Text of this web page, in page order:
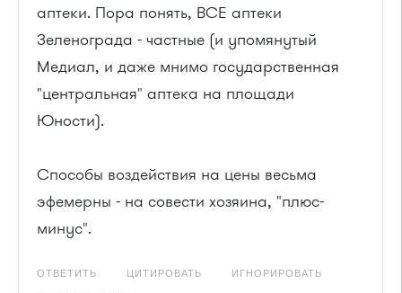
аптеки. Пора понять, ВСЕ аптеки
Зеленограда - частные (и упомянутый
Медиал, и даже мнимо государственная
"центральная" аптека на площади
Юности).
Способы воздействия на цены весьма
эфемерны - на совести хозяина, "плюс-
минус".
ОТВЕТИТЬ ЦИТИРОВАТЬ ИГНОРИРОВАТЬ